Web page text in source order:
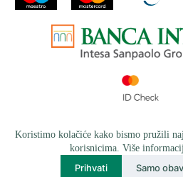
Koristimo kolačiće kako bismo pružili
korisnicima. Više
Prihvati Samo